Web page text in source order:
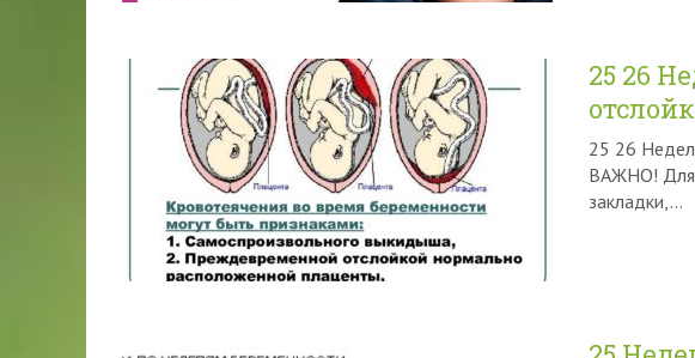
25 26
25 26
ВАЖНО! Для
закладки,…